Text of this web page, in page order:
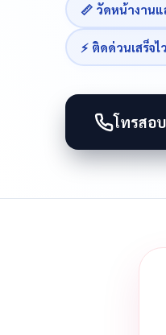
📏 วัดหน้างานแ
⚡ ติดด่วนเสร็จ
โทรสอ